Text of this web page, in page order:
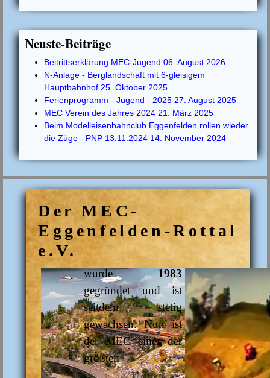
Neuste-Beiträge
Beitrittserklärung MEC-Jugend 06. August 2026
N-Anlage - Berglandschaft mit 6-gleisigem
Hauptbahnhof 25. Oktober 2025
Ferienprogramm - Jugend - 2025 27. August 2025
MEC Verein des Jahres 2024 21. März 2025
Beim Modelleisenbahnclub Eggenfelden rollen wieder
die Züge - PNP 13.11.2024 14. November 2024
Der MEC-
Eggenfelden-Rottal
e.V.
wurde1983
gegründet und ist
seitdem stetig
gewachsen. Nun ist
der MEC einer der
größten